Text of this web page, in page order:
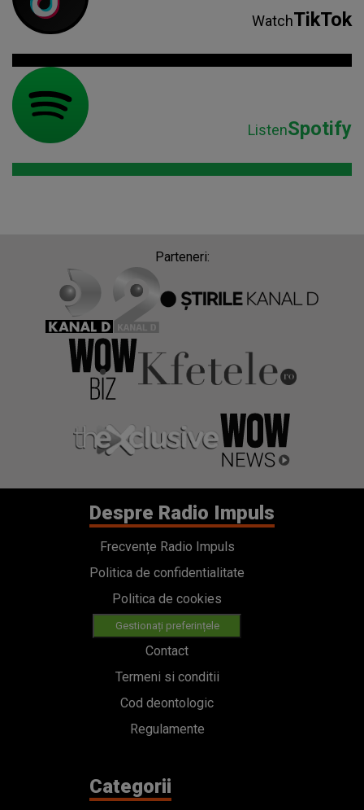
WatchTikTok
ListenSpotify
Parteneri:
Despre Radio Impuls
Frecvențe Radio Impuls
Politica de confidentialitate
Politica de cookies
Gestionați preferințele
Contact
Termeni si conditii
Cod deontologic
Regulamente
Categorii